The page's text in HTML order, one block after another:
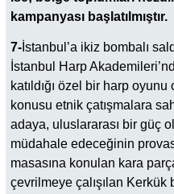
kampanyası başlatılmıştır.
7- İstanbul’a ikiz bombalı
İstanbul Harp
katıldığı özel bir harp
konusu etnik çatışmalara
adaya, uluslararası bir güç
müdahale edeceğinin
masasına konulan kara
çevrilmeye çalışılan Kerkük